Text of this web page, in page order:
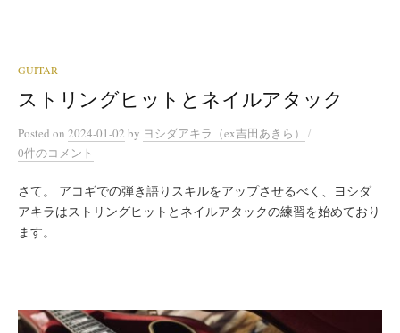
GUITAR
ストリングヒットとネイルアタック
Posted on 2024-01-02 by ヨシダアキラ（ex吉田あきら）
/
0件のコメント
さて。 アコギでの弾き語りスキルをアップさせるべく、ヨシダ
アキラはストリングヒットとネイルアタックの練習を始めており
ます。